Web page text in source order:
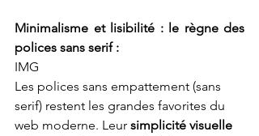
Minimalisme et lisibilité : le règne des
polices sans serif :
IMG
Les polices sans empattement (sans
serif) restent les grandes favorites du
web moderne. Leur simplicité visuelle